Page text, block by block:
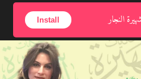
6, 2026
Install